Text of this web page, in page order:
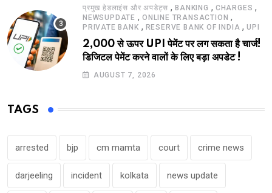
प्रमुख हेडलाइंस और अपडेट्स ,BANKING , CHARGES ,
NEWSUPDATE , ONLINE TRANSACTION ,
PRIVATE BANK , RESERVE BANK OF INDIA ,UPI
2,000 से ऊपर UPI पेमेंट पर लग सकता है चार्ज!
डिजिटल पेमेंट करने वालों के लिए बड़ा अपडेट !
AUGUST 7, 2026
TAGS
arrested bjp cm mamta court crime news
darjeeling incident kolkata news update